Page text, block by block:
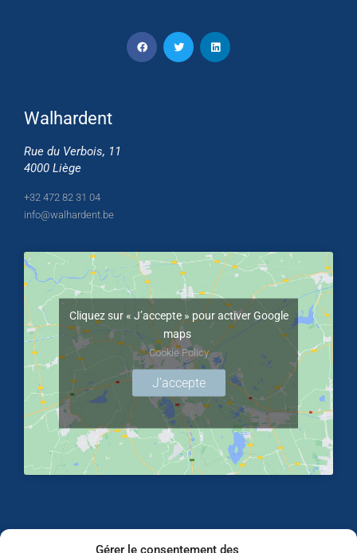
Gérer le consentement des
Walhardent
Rue du Verbois, 11
4000 Liège
+32 472 82 31 04
info@walhardent.be
Cliquez sur « J’accepte » pour activer Google
maps
Cookie Policy
J’accepte